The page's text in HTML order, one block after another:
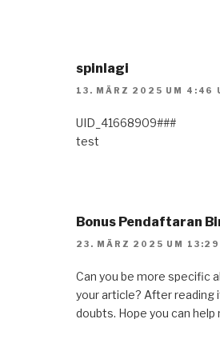
spinlagi
13. MÄRZ 2025 UM 4:46
UID_41668909###
test
Bonus Pendaftaran
23. MÄRZ 2025 UM 13:29
Can you be more specific
your article? After reading
doubts. Hope you can help